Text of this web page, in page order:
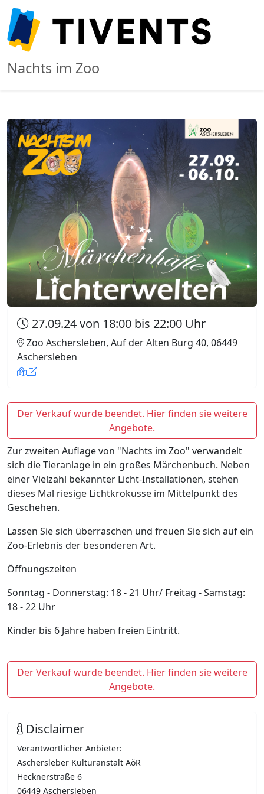
Nachts im Zoo
27.09.24 von 18:00 bis 22:00 Uhr
Zoo Aschersleben, Auf der Alten Burg 40, 06449
Aschersleben
Der Verkauf wurde beendet. Hier finden sie weitere
Angebote.
Zur zweiten Auflage von "Nachts im Zoo" verwandelt
sich die Tieranlage in ein großes Märchenbuch. Neben
einer Vielzahl bekannter Licht-Installationen, stehen
dieses Mal riesige Lichtkrokusse im Mittelpunkt des
Geschehen.
Lassen Sie sich überraschen und freuen Sie sich auf ein
Zoo-Erlebnis der besonderen Art.
Öffnungszeiten
Sonntag - Donnerstag: 18 - 21 Uhr/ Freitag - Samstag:
18 - 22 Uhr
Kinder bis 6 Jahre haben freien Eintritt.
Der Verkauf wurde beendet. Hier finden sie weitere
Angebote.
Disclaimer
Verantwortlicher Anbieter:
Aschersleber Kulturanstalt AöR
Hecknerstraße 6
06449 Aschersleben